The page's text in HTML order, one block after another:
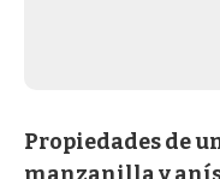
Propiedades de